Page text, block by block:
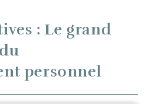
: Le grand
personnel